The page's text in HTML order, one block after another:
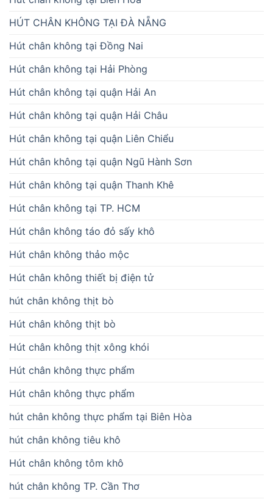
HÚT CHÂN KHÔNG TẠI ĐÀ NẴNG
Hút chân không tại Đồng Nai
Hút chân không tại Hải Phòng
Hút chân không tại quận Hải An
Hút chân không tại quận Hải Châu
Hút chân không tại quận Liên Chiểu
Hút chân không tại quận Ngũ Hành Sơn
Hút chân không tại quận Thanh Khê
Hút chân không tại TP. HCM
Hút chân không táo đỏ sấy khô
Hút chân không thảo mộc
Hút chân không thiết bị điện tử
hút chân không thịt bò
Hút chân không thịt bò
Hút chân không thịt xông khói
Hút chân không thực phẩm
Hút chân không thực phẩm
hút chân không thực phẩm tại Biên Hòa
hút chân không tiêu khô
Hút chân không tôm khô
hút chân không TP. Cần Thơ